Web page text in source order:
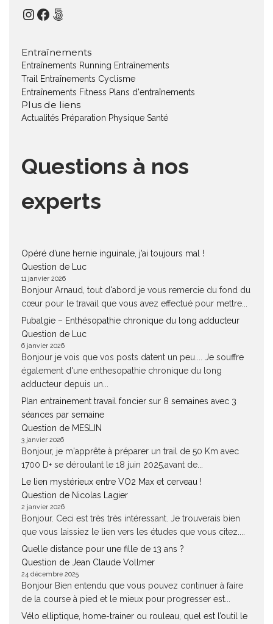
Instagram
Facebook
500px
Entraînements
Entraînements Running Entraînements
Trail
Entraînements Cyclisme
Entraînements Fitness Plans d'entraînements
Plus de liens
Actualités Préparation Physique Santé
Questions à nos
experts
Opéré d’une hernie inguinale, j’ai toujours mal !
Question de Luc
11 janvier 2026
Bonjour Arnaud, tout d'abord je vous remercie du fond du
cœur pour le travail que vous avez effectué pour mettre...
Pubalgie – Enthésopathie chronique du long adducteur
Question de Luc
6 janvier 2026
Bonjour je vois que vos posts datent un peu.... Je souffre
également d'une enthesopathie chronique du long
adducteur depuis un...
Plan entrainement travail foncier sur 8 semaines avec 3
séances par semaine
Question de MESLIN
3 janvier 2026
Bonjour, je m'apprête à préparer un trail de 50 Km avec
1700 D+ se déroulant le 18 juin 2025,avant de...
Le lien mystérieux entre VO2 Max et cerveau !
Question de Nicolas Lagier
2 janvier 2026
Bonjour. Ceci est très très intéressant. Je trouverais bien
que vous laissiez le lien vers les études que vous citez....
Quelle distance pour une fille de 13 ans ?
Question de Jean Claude Vollmer
24 décembre 2025
Bonjour Bien entendu que vous pouvez continuer à faire
de la course à pied et le mieux pour progresser est...
Vélo elliptique, home-trainer ou rouleau, quel est l’outil le